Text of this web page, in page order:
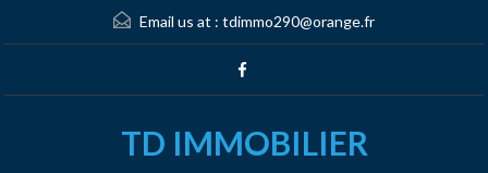
Email us at : tdimmo290@orange.fr
TD IMMOBILIER